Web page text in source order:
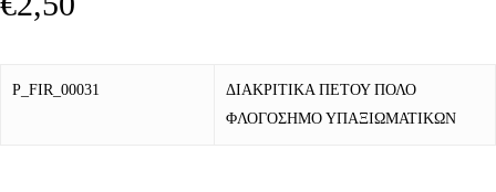
P_FIR_00031
ΔΙΑΚΡΙΤΙΚΑ ΠΕΤΟΥ ΠΟΛΟ
ΦΛΟΓΟΣΗΜΟ ΥΠΑΞΙΩΜΑΤΙΚΩΝ